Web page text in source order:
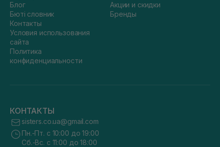
Блог
Бюті словник
Контакты
Условия использования
сайта
Политика
конфиденциальности
Акции и скидки
Бренды
КОНТАКТЫ
sisters.co.ua@gmail.com
Пн.-Пт. с 10:00 до 19:00
Сб.-Вс. с 11:00 до 18:00